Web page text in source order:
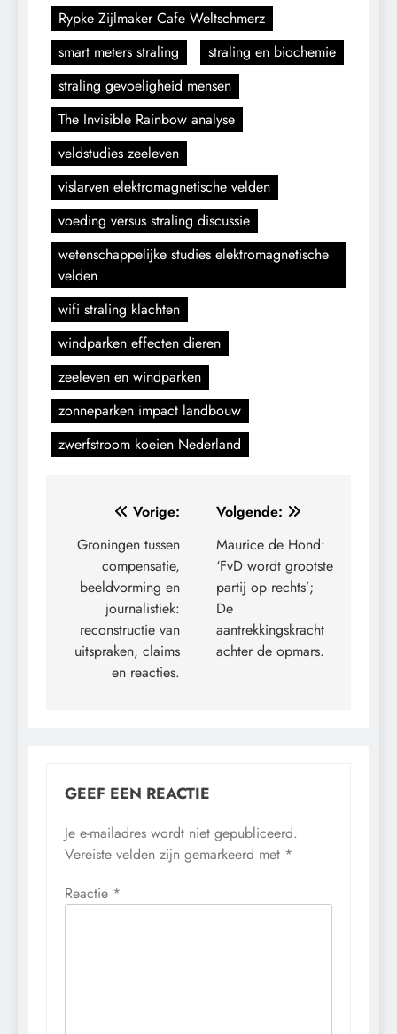
Rypke Zijlmaker Cafe Weltschmerz
smart meters straling
straling en biochemie
straling gevoeligheid mensen
The Invisible Rainbow analyse
veldstudies zeeleven
vislarven elektromagnetische velden
voeding versus straling discussie
wetenschappelijke studies elektromagnetische
velden
wifi straling klachten
windparken effecten dieren
zeeleven en windparken
zonneparken impact landbouw
zwerfstroom koeien Nederland
Bericht
navigatie
Vorige:
Groningen tussen
compensatie,
beeldvorming en
journalistiek:
reconstructie van
uitspraken, claims
en reacties.
Volgende:
Maurice de Hond:
‘FvD wordt grootste
partij op rechts’;
De
aantrekkingskracht
achter de opmars.
GEEF EEN REACTIE
Je e-mailadres wordt niet gepubliceerd.
Vereiste velden zijn gemarkeerd met *
Reactie *